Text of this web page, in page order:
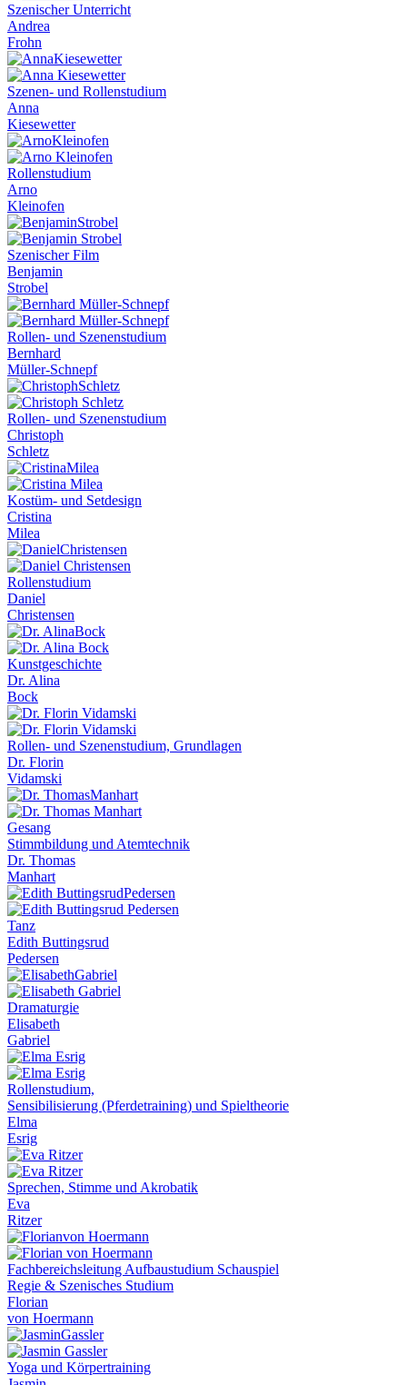
Szenischer Unterricht
Andrea
Frohn
Szenen- und Rollenstudium
Anna
Kiesewetter
Rollenstudium
Arno
Kleinofen
Szenischer Film
Benjamin
Strobel
Rollen- und Szenenstudium
Bernhard
Müller-Schnepf
Rollen- und Szenenstudium
Christoph
Schletz
Kostüm- und Setdesign
Cristina
Milea
Rollenstudium
Daniel
Christensen
Kunstgeschichte
Dr. Alina
Bock
Rollen- und Szenenstudium, Grundlagen
Dr. Florin
Vidamski
Gesang
Stimmbildung und Atemtechnik
Dr. Thomas
Manhart
Tanz
Edith Buttingsrud
Pedersen
Dramaturgie
Elisabeth
Gabriel
Rollenstudium,
Sensibilisierung (Pferdetraining) und Spieltheorie
Elma
Esrig
Sprechen, Stimme und Akrobatik
Eva
Ritzer
Fachbereichsleitung Aufbaustudium Schauspiel
Regie & Szenisches Studium
Florian
von Hoermann
Yoga und Körpertraining